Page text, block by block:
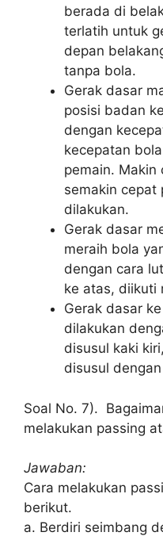
berada di
terlatih untuk
depan
tanpa bola.
Gerak dasar
posisi badan
dengan
kecepatan
pemain. Makin
semakin cepat
dilakukan.
Gerak dasar
meraih bola
dengan cara
ke atas, diikuti
Gerak dasar
dilakukan
disusul kaki
disusul
Soal No. 7).
melakukan passing
Jawaban:
Cara melakukan
berikut.
a. Berdiri seimbang